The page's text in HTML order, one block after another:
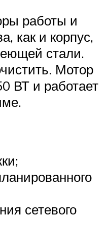
работы и
как и корпус,
стали.
Мотор
ВТ и работает
сетевого